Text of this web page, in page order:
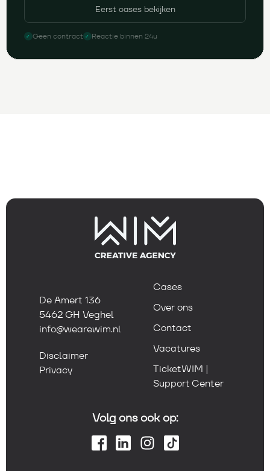
Eerst cases bekijken
✓ Geen contract ✓ Reactie binnen 24u
De Amert 136
5462 GH Veghel
info@wearewim.nl
Disclaimer
Privacy
Cases
Over ons
Contact
Vacatures
TicketWIM |
Support Center
Volg ons ook op: